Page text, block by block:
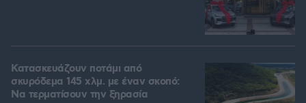
Κατασκευάζουν ποτάμι από
σκυρόδεμα 145 χλμ. με έναν σκοπό:
Να τερματίσουν την ξηρασία